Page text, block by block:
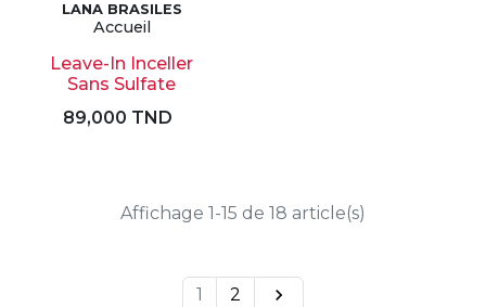
LANA BRASILES
Accueil
Leave-In Inceller
Sans Sulfate
89,000 TND
Affichage 1-15 de 18 article(s)
1 2 